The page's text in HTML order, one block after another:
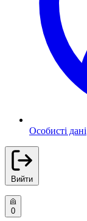
Особисті дані
Вийти
0